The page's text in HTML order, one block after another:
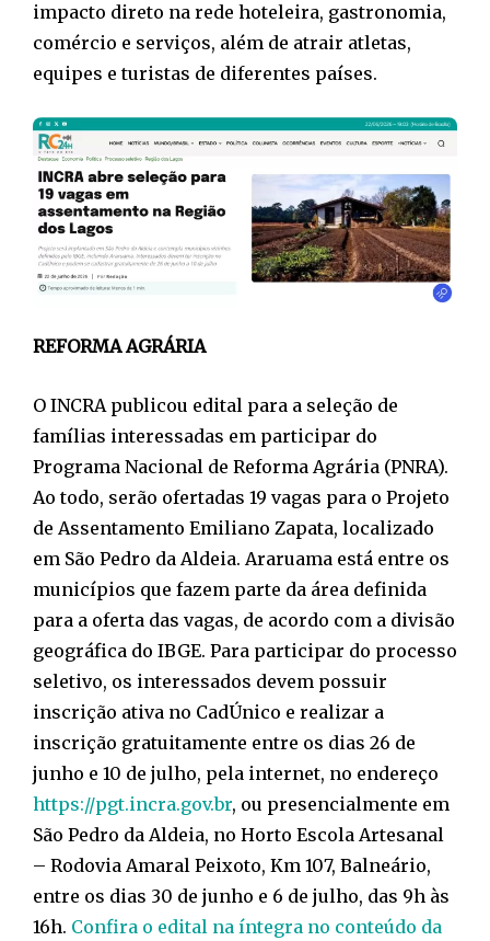
impacto direto na rede hoteleira, gastronomia,
comércio e serviços, além de atrair atletas,
equipes e turistas de diferentes países.
REFORMA AGRÁRIA
O INCRA publicou edital para a seleção de
famílias interessadas em participar do
Programa Nacional de Reforma Agrária (PNRA).
Ao todo, serão ofertadas 19 vagas para o Projeto
de Assentamento Emiliano Zapata, localizado
em São Pedro da Aldeia. Araruama está entre os
municípios que fazem parte da área definida
para a oferta das vagas, de acordo com a divisão
geográfica do IBGE. Para participar do processo
seletivo, os interessados devem possuir
inscrição ativa no CadÚnico e realizar a
inscrição gratuitamente entre os dias 26 de
junho e 10 de julho, pela internet, no endereço
https://pgt.incra.gov.br, ou presencialmente em
São Pedro da Aldeia, no Horto Escola Artesanal
– Rodovia Amaral Peixoto, Km 107, Balneário,
entre os dias 30 de junho e 6 de julho, das 9h às
16h. Confira o edital na íntegra no conteúdo da